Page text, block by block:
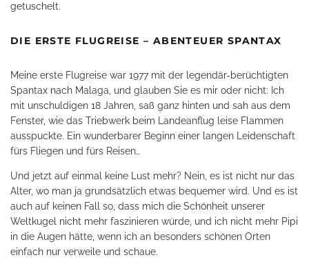
getuschelt.
DIE ERSTE FLUGREISE – ABENTEUER SPANTAX
Meine erste Flugreise war 1977 mit der legendär-berüchtigten
Spantax nach Malaga, und glauben Sie es mir oder nicht: Ich
mit unschuldigen 18 Jahren, saß ganz hinten und sah aus dem
Fenster, wie das Triebwerk beim Landeanflug leise Flammen
ausspuckte. Ein wunderbarer Beginn einer langen Leidenschaft
fürs Fliegen und fürs Reisen…
Und jetzt auf einmal keine Lust mehr? Nein, es ist nicht nur das
Alter, wo man ja grundsätzlich etwas bequemer wird. Und es ist
auch auf keinen Fall so, dass mich die Schönheit unserer
Weltkugel nicht mehr faszinieren würde, und ich nicht mehr Pipi
in die Augen hätte, wenn ich an besonders schönen Orten
einfach nur verweile und schaue.